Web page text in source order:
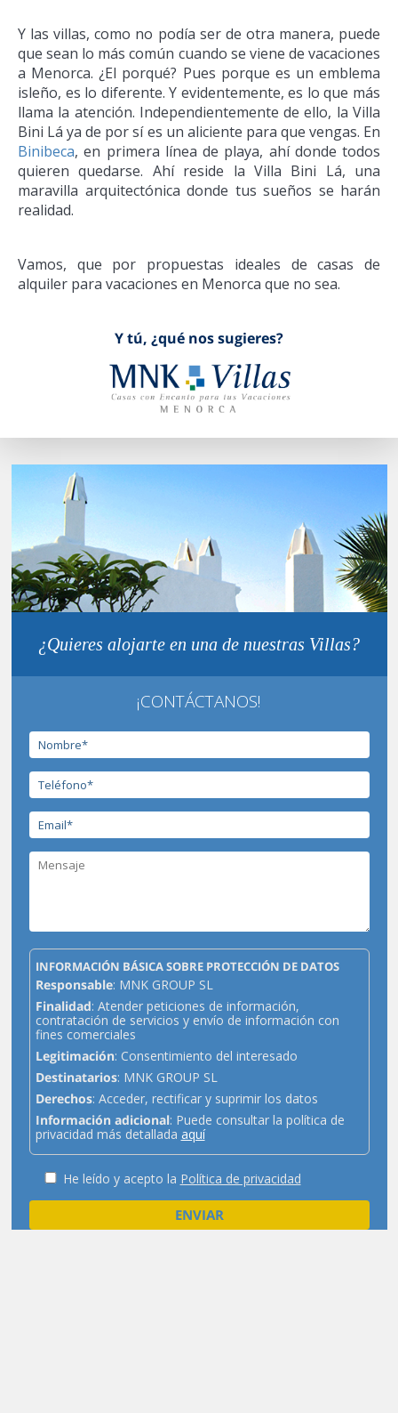
Y las villas, como no podía ser de otra manera, puede
que sean lo más común cuando se viene de vacaciones
a Menorca. ¿El porqué? Pues porque es un emblema
isleño, es lo diferente. Y evidentemente, es lo que más
llama la atención. Independientemente de ello, la Villa
Bini Lá ya de por sí es un aliciente para que vengas. En
Binibeca, en primera línea de playa, ahí donde todos
quieren quedarse. Ahí reside la Villa Bini Lá, una
maravilla arquitectónica donde tus sueños se harán
realidad.
Vamos, que por propuestas ideales de casas de
alquiler para vacaciones en Menorca que no sea.
Y tú, ¿qué nos sugieres?
¿Quieres alojarte en una de nuestras Villas?
¡CONTÁCTANOS!
INFORMACIÓN BÁSICA SOBRE PROTECCIÓN DE DATOS
Responsable: MNK GROUP SL
Finalidad: Atender peticiones de información,
contratación de servicios y envío de información con
fines comerciales
Legitimación: Consentimiento del interesado
Destinatarios: MNK GROUP SL
Derechos: Acceder, rectificar y suprimir los datos
Información adicional: Puede consultar la política de
privacidad más detallada aquí
He leído y acepto la Política de privacidad